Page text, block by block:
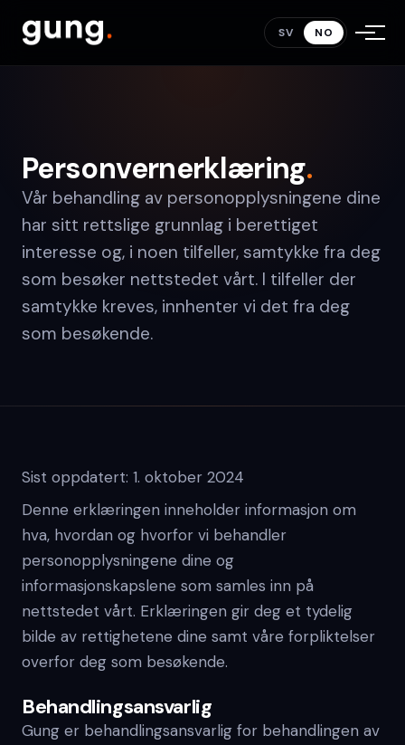
SV NO
Personvernerklæring.
Vår behandling av personopplysningene dine
har sitt rettslige grunnlag i berettiget
interesse og, i noen tilfeller, samtykke fra deg
som besøker nettstedet vårt. I tilfeller der
samtykke kreves, innhenter vi det fra deg
som besøkende.
Sist oppdatert: 1. oktober 2024
Denne erklæringen inneholder informasjon om
hva, hvordan og hvorfor vi behandler
personopplysningene dine og
informasjonskapslene som samles inn på
nettstedet vårt. Erklæringen gir deg et tydelig
bilde av rettighetene dine samt våre forpliktelser
overfor deg som besøkende.
Behandlingsansvarlig
Gung er behandlingsansvarlig for behandlingen av